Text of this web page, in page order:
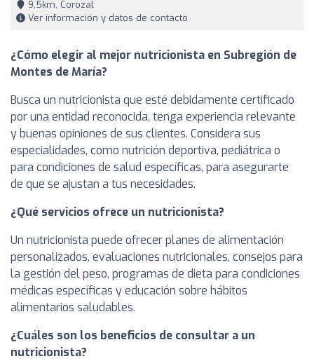
9,5km, Corozal
Ver información y datos de contacto
¿Cómo elegir al mejor nutricionista en Subregión de
Montes de María?
Busca un nutricionista que esté debidamente certificado
por una entidad reconocida, tenga experiencia relevante
y buenas opiniones de sus clientes. Considera sus
especialidades, como nutrición deportiva, pediátrica o
para condiciones de salud específicas, para asegurarte
de que se ajustan a tus necesidades.
¿Qué servicios ofrece un nutricionista?
Un nutricionista puede ofrecer planes de alimentación
personalizados, evaluaciones nutricionales, consejos para
la gestión del peso, programas de dieta para condiciones
médicas específicas y educación sobre hábitos
alimentarios saludables.
¿Cuáles son los beneficios de consultar a un
nutricionista?